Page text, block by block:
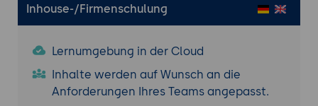
Notfallwiederherstellung.
Performance-Optimierung: Tuning-
Möglichkeiten für große Wiki-
Installationen mit vielen Nutzern und
Inhalten.
Update-Management: Prozesse für die
Inhouse-/Firmenschulung
Lernumgebung in der Cloud
Inhalte werden auf Wunsch an die
Anforderungen Ihres Teams angepasst.